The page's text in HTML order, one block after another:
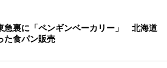
急裏に「ペンギンベーカリー」 北海道
た食パン販売